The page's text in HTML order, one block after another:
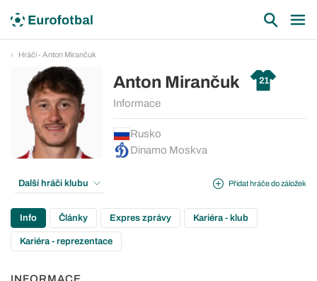
Hráči - Anton Mirančuk
Anton Mirančuk 21
Informace
Rusko
Dinamo Moskva
Přidat hráče do záložek
Další hráči klubu
Info Články Expres zprávy Kariéra - klub
Kariéra - reprezentace